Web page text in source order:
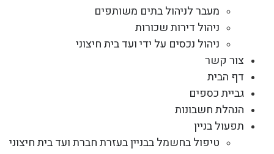
מעבר לניהול בתים משותפים
ניהול דירות שכורות
ניהול נכסים על ידי ועד בית חיצוני
צור קשר
דף הבית
גביית כספים
הנהלת חשבונות
תפעול בניין
טיפול בחשמל בבניין בעזרת חברת ועד בית חיצוני